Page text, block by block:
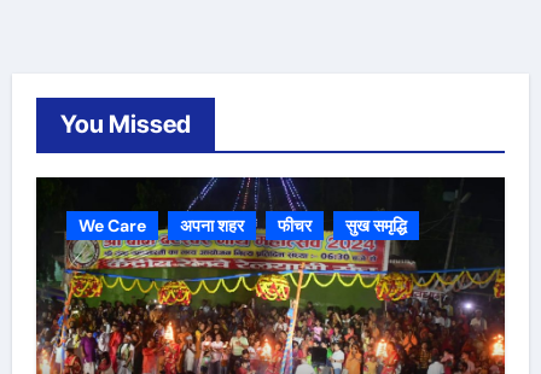
You Missed
We Care अपना शहर फीचर सुख समृद्धि